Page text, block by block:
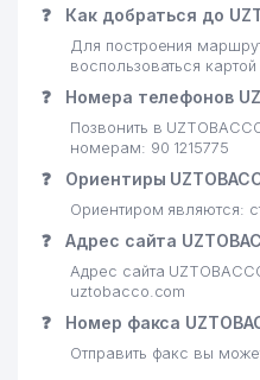
❓ Как добраться до
Для построения
воспользоваться
❓ Номера телефонов
Позвонить в
номерам: 90 1215775
❓ Ориентиры
Ориентиром являются:
❓ Адрес сайта
Адрес сайта
uztobacco.com
❓ Номер факса
Отправить факс вы